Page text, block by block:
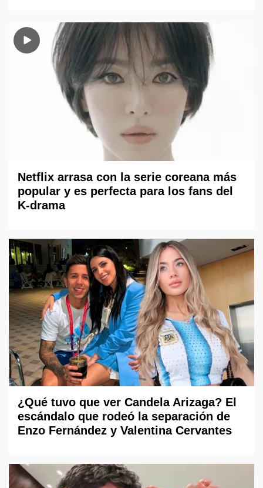
Netflix arrasa con la serie coreana más
popular y es perfecta para los fans del
K-drama
¿Qué tuvo que ver Candela Arizaga? El
escándalo que rodeó la separación de
Enzo Fernández y Valentina Cervantes